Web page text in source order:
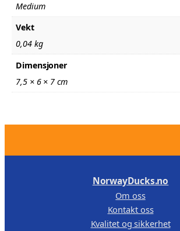
Medium
Vekt
0,04 kg
Dimensjoner
7,5 × 6 × 7 cm
NorwayDucks.no
Om oss
Kontakt oss
Kvalitet og sikkerhet